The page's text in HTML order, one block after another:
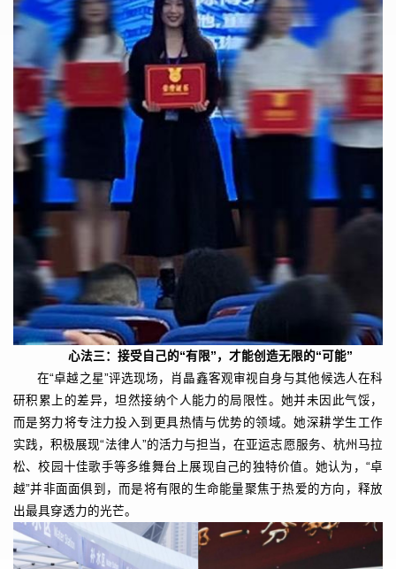
心法三：接受自己的“有限”，才能创造无限的“可能”
在“卓越之星”评选现场，肖晶鑫客观审视自身与其他候选人在科
研积累上的差异，坦然接纳个人能力的局限性。她并未因此气馁，
而是努力将专注力投入到更具热情与优势的领域。她深耕学生工作
实践，积极展现“法律人”的活力与担当，在亚运志愿服务、杭州马拉
松、校园十佳歌手等多维舞台上展现自己的独特价值。她认为，“卓
越”并非面面俱到，而是将有限的生命能量聚焦于热爱的方向，释放
出最具穿透力的光芒。